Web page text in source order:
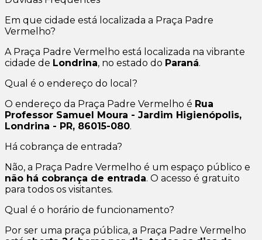
Em que cidade está localizada a Praça Padre
Vermelho?
A Praça Padre Vermelho está localizada na vibrante
cidade de Londrina, no estado do Paraná.
Qual é o endereço do local?
O endereço da Praça Padre Vermelho é Rua
Professor Samuel Moura - Jardim Higienópolis,
Londrina - PR, 86015-080.
Há cobrança de entrada?
Não, a Praça Padre Vermelho é um espaço público e
não há cobrança de entrada. O acesso é gratuito
para todos os visitantes.
Qual é o horário de funcionamento?
Por ser uma praça pública, a Praça Padre Vermelho